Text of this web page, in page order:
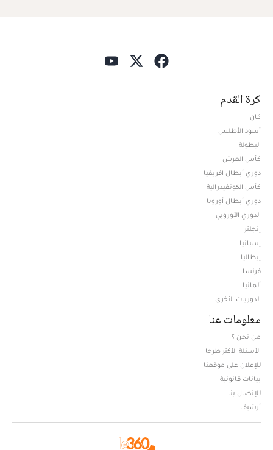
كرة القدم
كان
أسود الأطلس
البطولة
كأس العرش
دوري أبطال افريقيا
كأس الكونفيدرالية
دوري أبطال أوروبا
الدوري الأوروبي
إنجلترا
إسبانيا
إيطاليا
فرنسا
ألمانيا
الدوريات الأخرى
معلومات عنا
من نحن ؟
الأسئلة الأكثر طرحا
للإعلان على موقعنا
بيانات قانونية
للإتصال بنا
أرشيف